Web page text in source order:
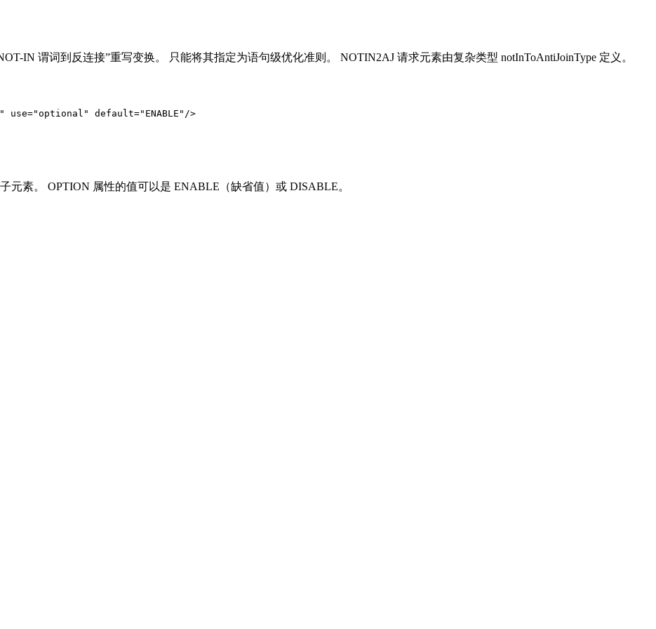
IN 谓词到反连接”重写变换。 只能将其指定为语句级优化准则。 NOTIN2AJ 请求元素由复杂类型 notInToAntiJoinType 定义。
use="optional" default="ENABLE"/>
素。 OPTION 属性的值可以是 ENABLE（缺省值）或 DISABLE。